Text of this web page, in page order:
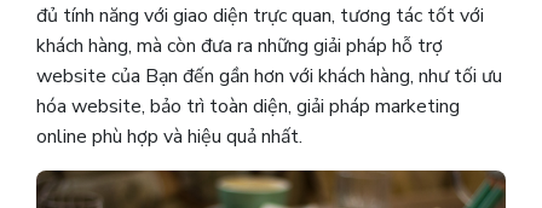
đủ tính năng với giao diện trực quan, tương tác tốt với
khách hàng, mà còn đưa ra những giải pháp hỗ trợ
website của Bạn đến gần hơn với khách hàng, như tối ưu
hóa website, bảo trì toàn diện, giải pháp marketing
online phù hợp và hiệu quả nhất.